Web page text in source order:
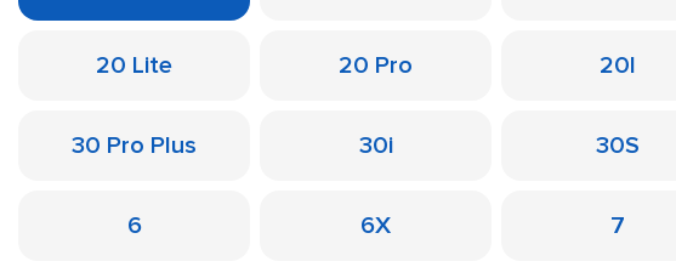
20 Lite 20 Pro 20I
30 Pro Plus 30i 30S
6 6X 7